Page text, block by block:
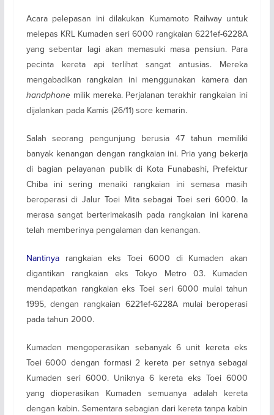
Acara pelepasan ini dilakukan Kumamoto Railway untuk
melepas KRL Kumaden seri 6000 rangkaian 6221ef-6228A
yang sebentar lagi akan memasuki masa pensiun. Para
pecinta kereta api terlihat sangat antusias. Mereka
mengabadikan rangkaian ini menggunakan kamera dan
handphonemilik mereka. Perjalanan terakhir rangkaian ini
dijalankan pada Kamis (26/11) sore kemarin.
Salah seorang pengunjung berusia 47 tahun memiliki
banyak kenangan dengan rangkaian ini. Pria yang bekerja
di bagian pelayanan publik di Kota Funabashi, Prefektur
Chiba ini sering menaiki rangkaian ini semasa masih
beroperasi di Jalur Toei Mita sebagai Toei seri 6000. Ia
merasa sangat berterimakasih pada rangkaian ini karena
telah memberinya pengalaman dan kenangan.
Nantinyarangkaian eks Toei 6000 di Kumaden akan
digantikan rangkaian eks Tokyo Metro 03. Kumaden
mendapatkan rangkaian eks Toei seri 6000 mulai tahun
1995, dengan rangkaian 6221ef-6228A mulai beroperasi
pada tahun 2000.
Kumaden mengoperasikan sebanyak 6 unit kereta eks
Toei 6000 dengan formasi 2 kereta per setnya sebagai
Kumaden seri 6000. Uniknya 6 kereta eks Toei 6000
yang dioperasikan Kumaden semuanya adalah kereta
dengan kabin. Sementara sebagian dari kereta tanpa kabin